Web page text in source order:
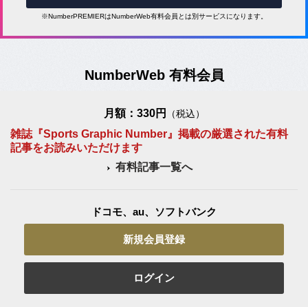
※NumberPREMIERはNumberWeb有料会員とは別サービスになります。
NumberWeb 有料会員
月額：330円 （税込）
雑誌『Sports Graphic Number』掲載の厳選された有料
記事をお読みいただけます
有料記事一覧へ
ドコモ、au、ソフトバンク
新規会員登録
ログイン